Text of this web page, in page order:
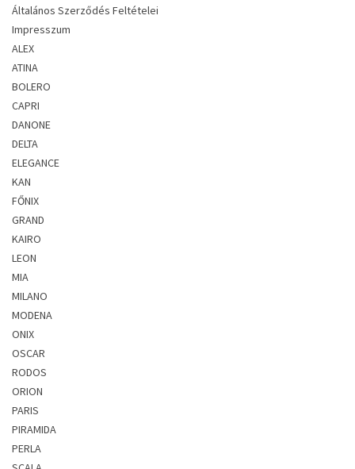
Általános Szerződés Feltételei
Impresszum
ALEX
ATINA
BOLERO
CAPRI
DANONE
DELTA
ELEGANCE
KAN
FŐNIX
GRAND
KAIRO
LEON
MIA
MILANO
MODENA
ONIX
OSCAR
RODOS
ORION
PARIS
PIRAMIDA
PERLA